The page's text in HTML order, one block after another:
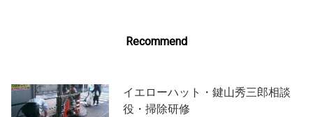
Recommend
イエローハット・鍵山秀三郎相談
役・掃除研修